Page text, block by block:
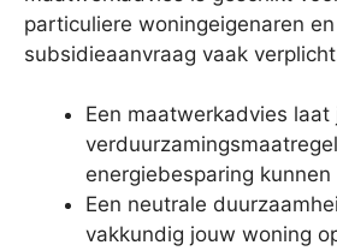
particuliere woningeigenaren
subsidieaanvraag vaak
Een maatwerkadvies
energiebesparing kunnen
Een neutrale
vakkundig jouw woning